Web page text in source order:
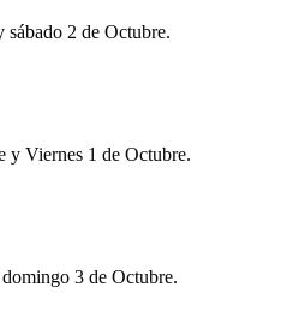
sábado 2 de Octubre.
y Viernes 1 de Octubre.
3 de Octubre.